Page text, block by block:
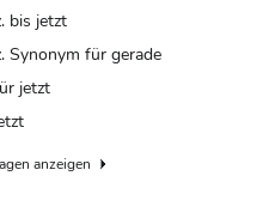
bis jetzt
Synonym für gerade
jetzt
anzeigen